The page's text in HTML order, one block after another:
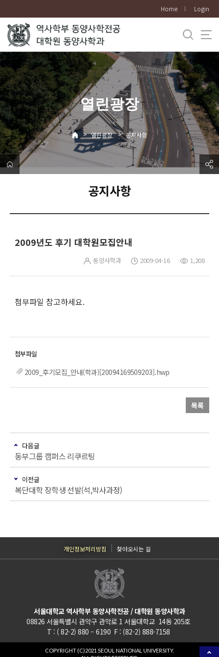
로
메
뉴
Home Login
열린광장
> 열린광장 > 공지사항
공지사항
2009년도 후기 대학원모집안내
동양사학과 2009-04-16 1,208
첨부파일 참고하세요.
2009_후기모집_안내(학과)[20094169509203].hwp
목록
다음글
동부그룹 캠퍼스 리쿠르팅
이전글
복단대학 장학생 선발(석,박사과정)
개인정보처리방침 찾아오시는 길
서울대학교 역사학부 동양사학전공 / 대학원 동양사학과
08826 서울특별시 관악구 관악로 1 서울대학교 14동 205호
T : ( 82-2) 880 – 6190 F : (82-2) 888-7158
COPYRIGHT (C)2021 SEOUL NATIONAL UNIVERSITY.